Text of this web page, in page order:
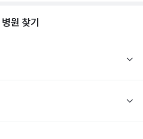
병원 찾기